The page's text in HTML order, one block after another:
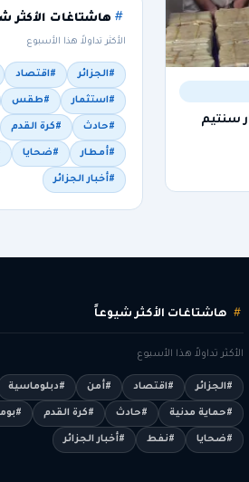
وضبط 8.5 مليار سنتيم
هاشتاغات الأكثر
الأكثر تداولاً هذا الأسبوع
#الجزائر #اقتصاد
#استثمار #طقس
#حادث #كرة القدم
#أمطار #ضحايا
#أخبار الجزائر
هاشتاغات الأكثر شيوعاً
الأكثر تداولاً هذا الأسبوع
#الجزائر #اقتصاد #أمن #دبلوماسية
#حماية مدنية #حادث #كرة القدم
#ضحايا #نفط #أخبار الجزائر